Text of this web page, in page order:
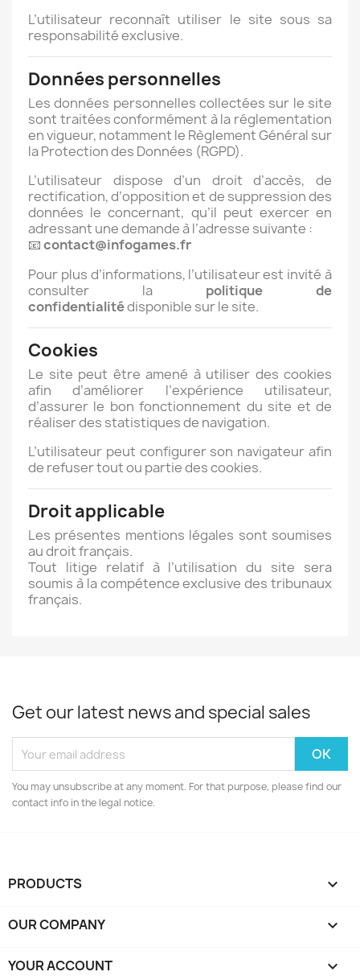
L’utilisateur reconnaît utiliser le site sous sa
responsabilité exclusive.
Données personnelles
Les données personnelles collectées sur le site
sont traitées conformément à la réglementation
en vigueur, notamment le Règlement Général sur
la Protection des Données (RGPD).
L’utilisateur dispose d’un droit d’accès, de
rectification, d’opposition et de suppression des
données le concernant, qu’il peut exercer en
adressant une demande à l’adresse suivante :
📧contact@infogames.fr
Pour plus d’informations, l’utilisateur est invité à
consulter la politique de
confidentialitédisponible sur le site.
Cookies
Le site peut être amené à utiliser des cookies
afin d’améliorer l’expérience utilisateur,
d’assurer le bon fonctionnement du site et de
réaliser des statistiques de navigation.
L’utilisateur peut configurer son navigateur afin
de refuser tout ou partie des cookies.
Droit applicable
Les présentes mentions légales sont soumises
au droit français.
Tout litige relatif à l’utilisation du site sera
soumis à la compétence exclusive des tribunaux
français.
Get our latest news and special sales
You may unsubscribe at any moment. For that purpose, please find our
contact info in the legal notice.
PRODUCTS 
OUR COMPANY 
YOUR ACCOUNT 